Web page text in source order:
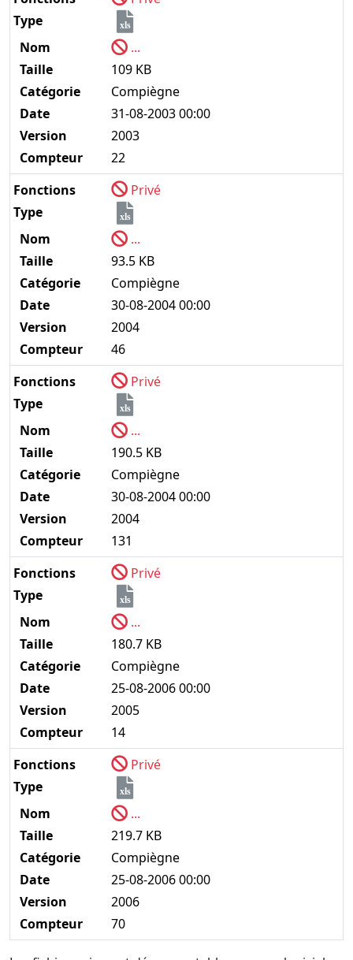
Type
xls
Nom
...
Taille
109 KB
Catégorie
Compiègne
Date
31-08-2003 00:00
Version
2003
Compteur
22
Fonctions
Privé
Type
xls
Nom
...
Taille
93.5 KB
Catégorie
Compiègne
Date
30-08-2004 00:00
Version
2004
Compteur
46
Fonctions
Privé
Type
xls
Nom
...
Taille
190.5 KB
Catégorie
Compiègne
Date
30-08-2004 00:00
Version
2004
Compteur
131
Fonctions
Privé
Type
xls
Nom
...
Taille
180.7 KB
Catégorie
Compiègne
Date
25-08-2006 00:00
Version
2005
Compteur
14
Fonctions
Privé
Type
xls
Nom
...
Taille
219.7 KB
Catégorie
Compiègne
Date
25-08-2006 00:00
Version
2006
Compteur
70